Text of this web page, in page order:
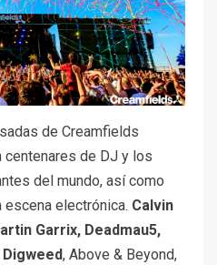
de Creamfields
centenares de DJ y los
del mundo, así como
electrónica. Calvin
Garrix, Deadmau5,
, Above & Beyond,